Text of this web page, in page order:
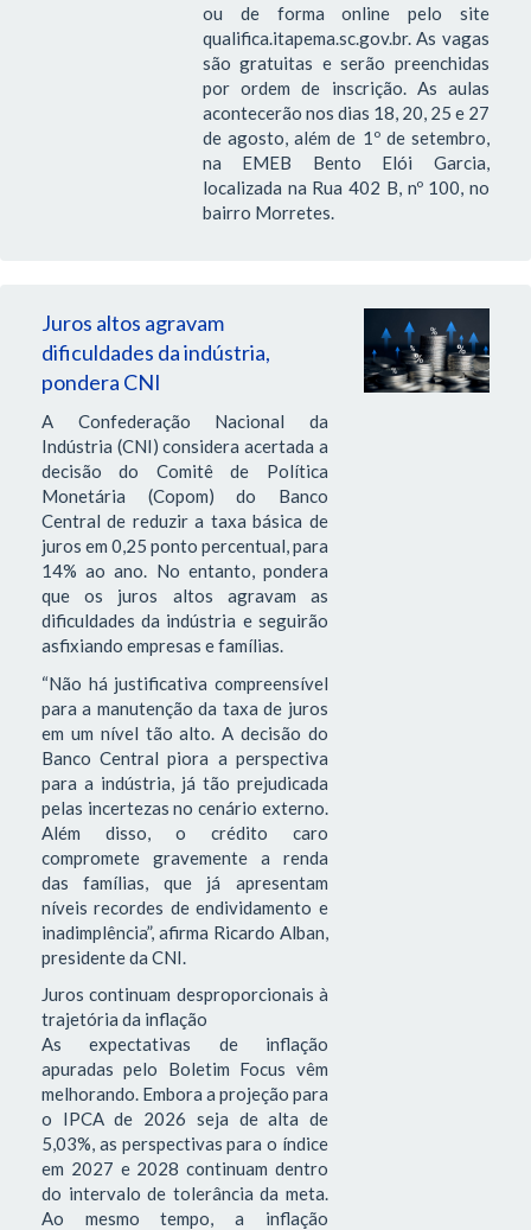
ou de forma online pelo site
qualifica.itapema.sc.gov.br. As vagas
são gratuitas e serão preenchidas
por ordem de inscrição. As aulas
acontecerão nos dias 18, 20, 25 e 27
de agosto, além de 1º de setembro,
na EMEB Bento Elói Garcia,
localizada na Rua 402 B, nº 100, no
bairro Morretes.
Juros altos agravam
dificuldades da indústria,
pondera CNI
A Confederação Nacional da
Indústria (CNI) considera acertada a
decisão do Comitê de Política
Monetária (Copom) do Banco
Central de reduzir a taxa básica de
juros em 0,25 ponto percentual, para
14% ao ano. No entanto, pondera
que os juros altos agravam as
dificuldades da indústria e seguirão
asfixiando empresas e famílias.
“Não há justificativa compreensível
para a manutenção da taxa de juros
em um nível tão alto. A decisão do
Banco Central piora a perspectiva
para a indústria, já tão prejudicada
pelas incertezas no cenário externo.
Além disso, o crédito caro
compromete gravemente a renda
das famílias, que já apresentam
níveis recordes de endividamento e
inadimplência”, afirma Ricardo Alban,
presidente da CNI.
Juros continuam desproporcionais à
trajetória da inflação
As expectativas de inflação
apuradas pelo Boletim Focus vêm
melhorando. Embora a projeção para
o IPCA de 2026 seja de alta de
5,03%, as perspectivas para o índice
em 2027 e 2028 continuam dentro
do intervalo de tolerância da meta.
Ao mesmo tempo, a inflação